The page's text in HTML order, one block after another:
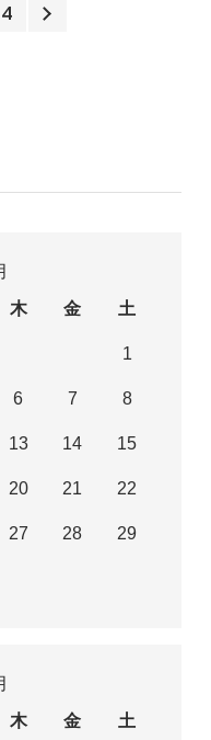
4
木 金 土
1
6 7 8
13 14 15
20 21 22
27 28 29
木 金 土